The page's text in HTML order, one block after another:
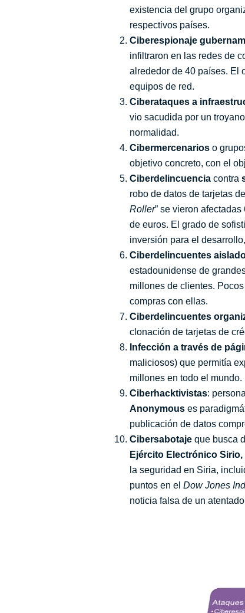
existencia del grupo
respectivos países.
Ciberespionaje
infiltraron en las redes de
alrededor de 40 países. El
equipos de red.
Ciberataques a
vio sacudida por un
normalidad.
Cibermercenarios o
objetivo concreto, con el
Ciberdelincuencia contra
robo de datos de tarjetas
Roller” se vieron
de euros. El grado de
inversión para el
Ciberdelincuentes
estadounidense de
millones de clientes.
compras con ellas.
Ciberdelincuentes
clonación de tarjetas de
Infección a través de
maliciosos) que permitía
millones en todo el mundo.
Ciberhacktivistas:
Anonymous es
publicación de datos
Cibersabotaje que busca
Ejército Electrónico Sirio,
la seguridad en Siria,
puntos en el Dow Jones
noticia falsa de un